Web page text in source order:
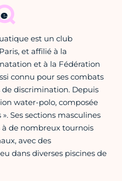
est un club
et affilié à la
et à la Fédération
connu pour ses combats
discrimination. Depuis
water-polo, composée
Ses sections masculines
de nombreux tournois
avec des
dans diverses piscines de